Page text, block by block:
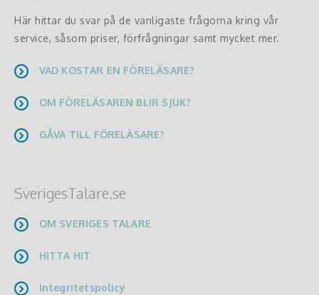
Här hittar du svar på de vanligaste frågorna kring vår
service, såsom priser, förfrågningar samt mycket mer.
VAD KOSTAR EN FÖRELÄSARE?
OM FÖRELÄSAREN BLIR SJUK?
GÅVA TILL FÖRELÄSARE?
SverigesTalare.se
OM SVERIGES TALARE
HITTA HIT
Integritetspolicy